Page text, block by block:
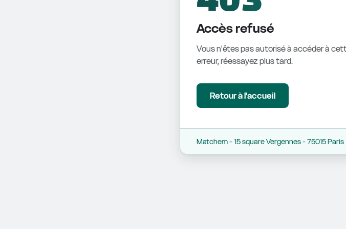
Accès refusé
Vous n'êtes pas autorisé à accéder à
erreur, réessayez plus tard.
Retour à l'accueil
Matchem - 15 square Vergennes - 75015 Paris